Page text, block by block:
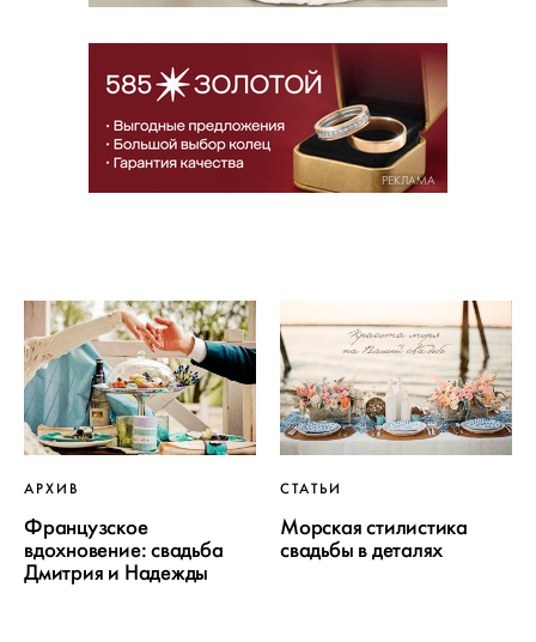
РЕКЛАМА
АРХИВ
Французское
вдохновение: свадьба
Дмитрия и Надежды
СТАТЬИ
Морская стилистика
свадьбы в деталях